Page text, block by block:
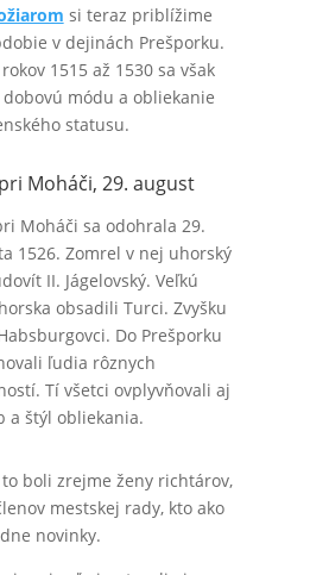
si teraz priblížime
v dejinách Prešporku.
1515 až 1530 sa však
módu a obliekanie
statusu.
Moháči, 29. august
Moháči sa odohrala 29.
1526. Zomrel v nej uhorský
II. Jágelovský. Veľkú
obsadili Turci. Zvyšku
Do Prešporku
ľudia rôznych
Tí všetci ovplyvňovali aj
a štýl obliekania.
boli zrejme ženy richtárov,
mestskej rady, kto ako
novinky.